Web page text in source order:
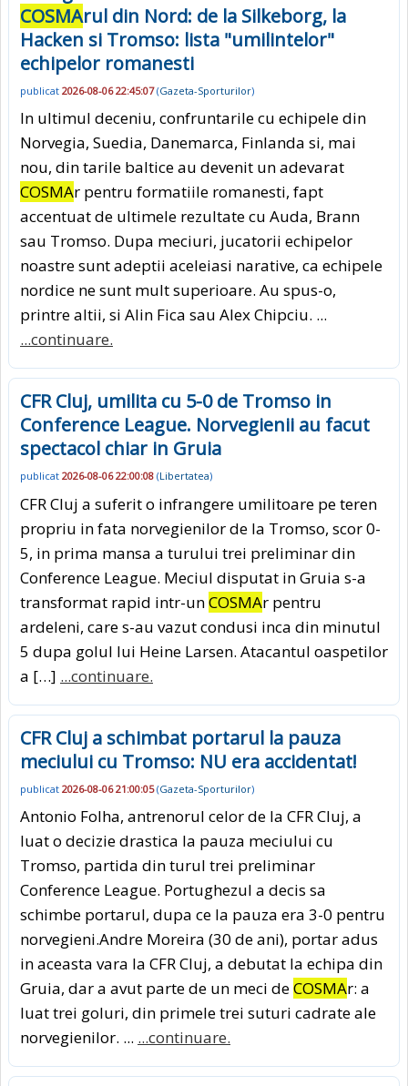
COSMArul din Nord: de la Silkeborg, la
Hacken si Tromso: lista "umilintelor"
echipelor romanesti
publicat 2026-08-06 22:45:07(Gazeta-Sporturilor)
In ultimul deceniu, confruntarile cu echipele din
Norvegia, Suedia, Danemarca, Finlanda si, mai
nou, din tarile baltice au devenit un adevarat
COSMAr pentru formatiile romanesti, fapt
accentuat de ultimele rezultate cu Auda, Brann
sau Tromso. Dupa meciuri, jucatorii echipelor
noastre sunt adeptii aceleiasi narative, ca echipele
nordice ne sunt mult superioare. Au spus-o,
printre altii, si Alin Fica sau Alex Chipciu. ...
...continuare.
CFR Cluj, umilita cu 5-0 de Tromso in
Conference League. Norvegienii au facut
spectacol chiar in Gruia
publicat 2026-08-06 22:00:08 (Libertatea)
CFR Cluj a suferit o infrangere umilitoare pe teren
propriu in fata norvegienilor de la Tromso, scor 0-
5, in prima mansa a turului trei preliminar din
Conference League. Meciul disputat in Gruia s-a
transformat rapid intr-unCOSMAr pentru
ardeleni, care s-au vazut condusi inca din minutul
5 dupa golul lui Heine Larsen. Atacantul oaspetilor
a […] ...continuare.
CFR Cluj a schimbat portarul la pauza
meciului cu Tromso: NU era accidentat!
publicat 2026-08-06 21:00:05(Gazeta-Sporturilor)
Antonio Folha, antrenorul celor de la CFR Cluj, a
luat o decizie drastica la pauza meciului cu
Tromso, partida din turul trei preliminar
Conference League. Portughezul a decis sa
schimbe portarul, dupa ce la pauza era 3-0 pentru
norvegieni.Andre Moreira (30 de ani), portar adus
in aceasta vara la CFR Cluj, a debutat la echipa din
Gruia, dar a avut parte de un meci deCOSMAr: a
luat trei goluri, din primele trei suturi cadrate ale
norvegienilor. ... ...continuare.